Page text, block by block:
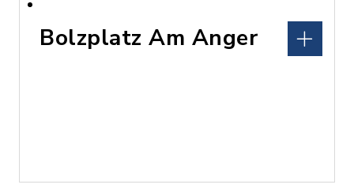
Bolzplatz Am Anger